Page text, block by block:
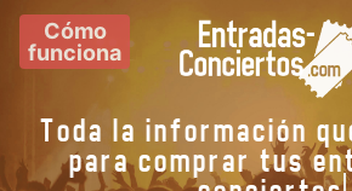
Cómo
funciona
Toda la información
para comprar tus